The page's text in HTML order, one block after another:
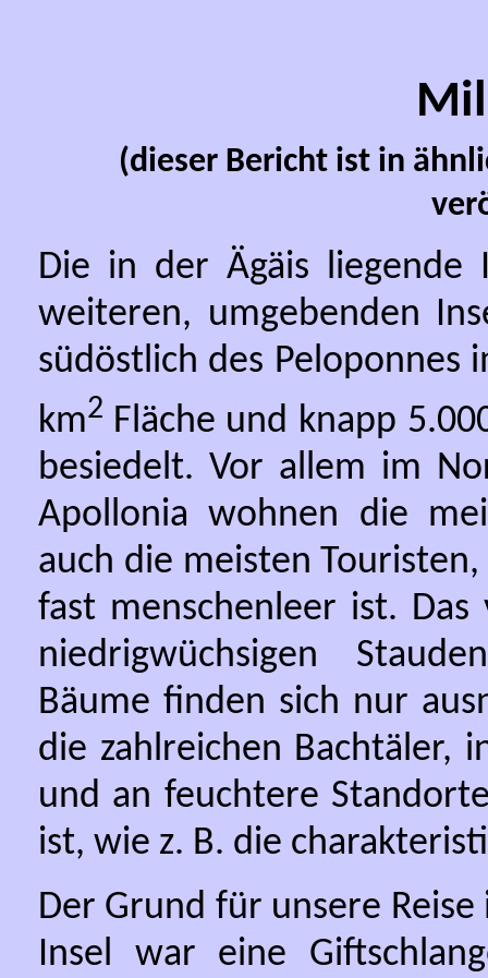
(dieser Bericht ist in
Die in der Ägäis liegende
weiteren, umgebenden
südöstlich des
km2 Fläche und knapp
besiedelt. Vor allem im
Apollonia wohnen die
auch die meisten
fast menschenleer ist.
niedrigwüchsigen
Bäume finden sich nur
die zahlreichen Bachtäler,
und an feuchtere
ist, wie z. B. die
Der Grund für unsere
Insel war eine